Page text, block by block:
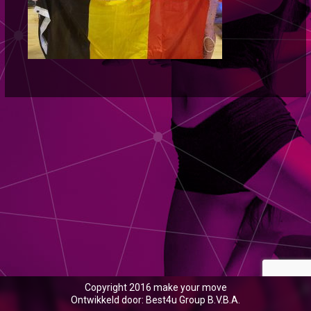
Copyright 2016 make your move
Ontwikkeld door: Best4u Group B.V.B.A.